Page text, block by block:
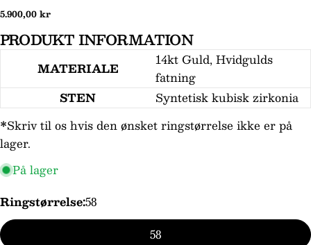
Normal
5.900,00 kr
PRODUKT INFORMATION
MATERIALE
14kt Guld, Hvidgulds
fatning
STEN
Syntetisk kubisk zirkonia
*Skriv til os hvis den ønsket ringstørrelse ikke er på
lager.
På lager
Ringstørrelse:58
58
Dit
navn
Din
email
Din
besked
Felterne markeret med * er obligatoriske.